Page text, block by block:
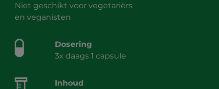
Niet geschikt voor vegetariërs
en veganisten
Dosering
3x daags 1 capsule
Inhoud